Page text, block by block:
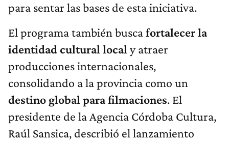
para sentar las bases de esta iniciativa.
El programa también buscafortalecer la
identidad cultural local y atraer
producciones internacionales,
consolidando a la provincia como un
destino global para filmaciones. El
presidente de la Agencia Córdoba Cultura,
Raúl Sansica, describió el lanzamiento